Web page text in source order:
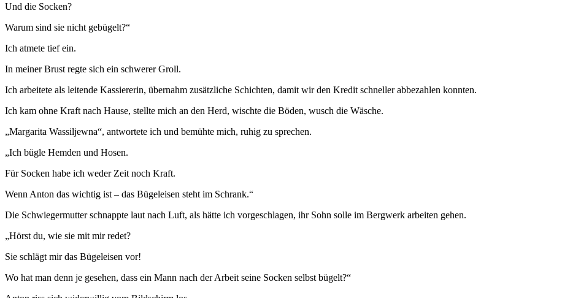
Und die Socken?
Warum sind sie nicht gebügelt?“
Ich atmete tief ein.
In meiner Brust regte sich ein schwerer Groll.
Ich arbeitete als leitende Kassiererin, übernahm zusätzliche Schichten, damit wir den Kredit schneller abbezahlen konnten.
Ich kam ohne Kraft nach Hause, stellte mich an den Herd, wischte die Böden, wusch die Wäsche.
„Margarita Wassiljewna“, antwortete ich und bemühte mich, ruhig zu sprechen.
„Ich bügle Hemden und Hosen.
Für Socken habe ich weder Zeit noch Kraft.
Wenn Anton das wichtig ist – das Bügeleisen steht im Schrank.“
Die Schwiegermutter schnappte laut nach Luft, als hätte ich vorgeschlagen, ihr Sohn solle im Bergwerk arbeiten gehen.
„Hörst du, wie sie mit mir redet?
Sie schlägt mir das Bügeleisen vor!
Wo hat man denn je gesehen, dass ein Mann nach der Arbeit seine Socken selbst bügelt?“